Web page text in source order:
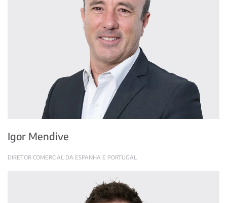
Igor Mendive
DIRETOR COMERCIAL DA ESPANHA E PORTUGAL